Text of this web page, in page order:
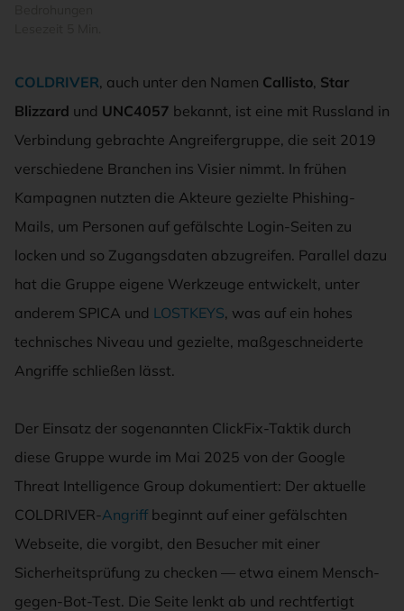
COLDRIVER, auch unter den Namen Callisto, Star
Blizzard und UNC4057 bekannt, ist eine mit Russland in
Verbindung gebrachte Angreifergruppe, die seit 2019
verschiedene Branchen ins Visier nimmt. In frühen
Kampagnen nutzten die Akteure gezielte Phishing-
Mails, um Personen auf gefälschte Login-Seiten zu
locken und so Zugangsdaten abzugreifen. Parallel dazu
hat die Gruppe eigene Werkzeuge entwickelt, unter
anderem SPICA und LOSTKEYS, was auf ein hohes
technisches Niveau und gezielte, maßgeschneiderte
Angriffe schließen lässt.
Der Einsatz der sogenannten ClickFix-Taktik durch
diese Gruppe wurde im Mai 2025 von der Google
Threat Intelligence Group dokumentiert: Der aktuelle
COLDRIVER-Angriff beginnt auf einer gefälschten
Webseite, die vorgibt, den Besucher mit einer
Sicherheitsprüfung zu checken — etwa einem Mensch-
gegen-Bot-Test. Die Seite lenkt ab und rechtfertigt